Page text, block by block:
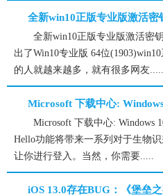
全新win10正版专业版激活
全新win10正版专业版激活密
出了Win10专业版 64位
的人就越来越多，就有很多网友.....
Microsoft 下载中心:
Microsoft 下载中心: Windows
Hello功能将带来一系列对于生物
让你进行登入。当然，你需要.....
iOS 13.0存在BUG：《堡垒